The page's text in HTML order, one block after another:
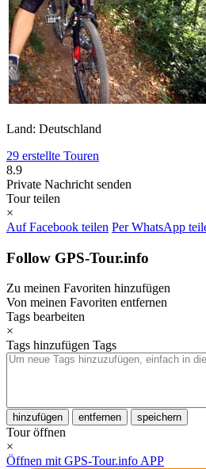
Land: Deutschland
29 erstellte Touren
8.9
Private Nachricht senden
Tour teilen
×
Auf Facebook teilen Per WhatsApp
Follow GPS-Tour.info
Zu meinen Favoriten hinzufügen
Von meinen Favoriten entfernen
Tags bearbeiten
×
Tags hinzufügen Tags
hinzufügen entfernen speichern
Tour öffnen
×
Öffnen mit GPS-Tour.info APP